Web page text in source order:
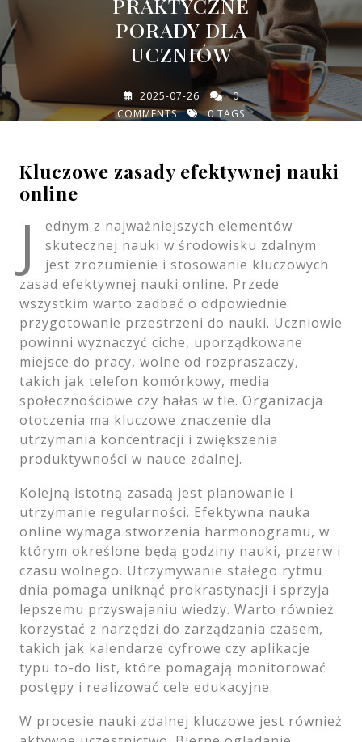
PORADY DLA
UCZNIÓW
2025-07-26
0
COMMENTS
0 TAGS
Kluczowe zasady efektywnej nauki
online
J
ednym z najważniejszych elementów
skutecznej nauki w środowisku zdalnym
jest zrozumienie i stosowanie kluczowych
zasad efektywnej nauki online. Przede
wszystkim warto zadbać o odpowiednie
przygotowanie przestrzeni do nauki. Uczniowie
powinni wyznaczyć ciche, uporządkowane
miejsce do pracy, wolne od rozpraszaczy,
takich jak telefon komórkowy, media
społecznościowe czy hałas w tle. Organizacja
otoczenia ma kluczowe znaczenie dla
utrzymania koncentracji i zwiększenia
produktywności w nauce zdalnej.
Kolejną istotną zasadą jest planowanie i
utrzymanie regularności. Efektywna nauka
online wymaga stworzenia harmonogramu, w
którym określone będą godziny nauki, przerw i
czasu wolnego. Utrzymywanie stałego rytmu
dnia pomaga uniknąć prokrastynacji i sprzyja
lepszemu przyswajaniu wiedzy. Warto również
korzystać z narzędzi do zarządzania czasem,
takich jak kalendarze cyfrowe czy aplikacje
typu to-do list, które pomagają monitorować
postępy i realizować cele edukacyjne.
W procesie nauki zdalnej kluczowe jest również